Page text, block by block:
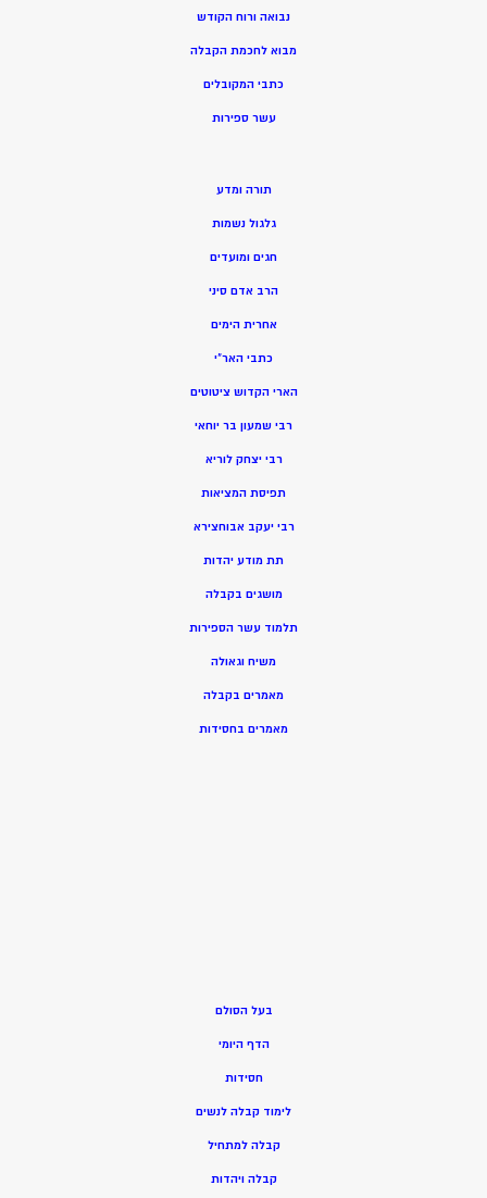
נבואה ורוח הקודש
מבוא לחכמת הקבלה
כתבי המקובלים
עשר ספירות
תורה ומדע
גלגול נשמות
חגים ומועדים
הרב אדם סיני
אחרית הימים
כתבי האר”י
הארי הקדוש ציטוטים
רבי שמעון בר יוחאי
רבי יצחק לוריא
תפיסת המציאות
רבי יעקב אבוחצירא
תת מודע יהדות
מושגים בקבלה
תלמוד עשר הספירות
משיח וגאולה
מאמרים בקבלה
מאמרים בחסידות
בעל הסולם
הדף היומי
חסידות
לימוד קבלה לנשים
קבלה למתחיל
קבלה ויהדות